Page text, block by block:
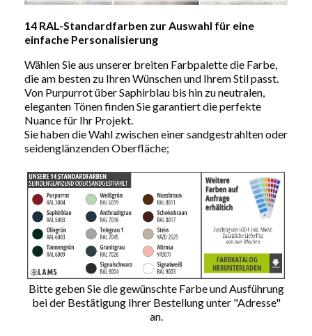
14 RAL-Standardfarben zur Auswahl für eine
einfache Personalisierung
Wählen Sie aus unserer breiten Farbpalette die Farbe,
die am besten zu Ihren Wünschen und Ihrem Stil passt.
Von Purpurrot über Saphirblau bis hin zu neutralen,
eleganten Tönen finden Sie garantiert die perfekte
Nuance für Ihr Projekt.
Sie haben die Wahl zwischen einer sandgestrahlten oder
seidenglänzenden Oberfläche;
Bitte geben Sie die gewünschte Farbe und Ausführung
bei der Bestätigung Ihrer Bestellung unter "Adresse"
an.